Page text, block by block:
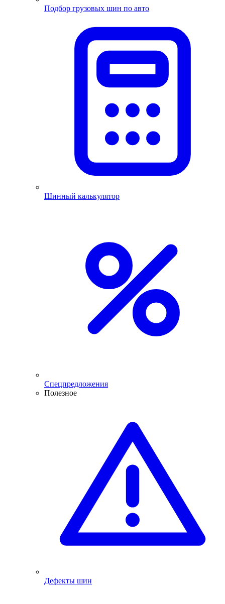
Подбор грузовых шин по авто
Шинный калькулятор
Спецпредложения
Полезное
Дефекты шин